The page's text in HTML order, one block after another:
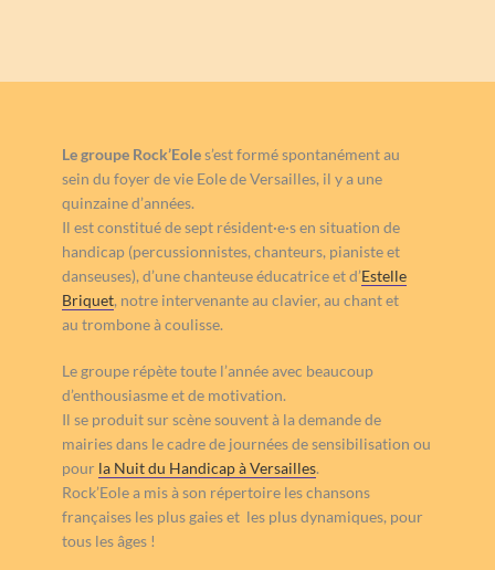
Le groupe Rock’Eoles’est formé spontanément au
sein du foyer de vie Eole de Versailles, il y a une
quinzaine d’années.
Il est constitué de sept résident·e·s en situation de
handicap (percussionnistes, chanteurs, pianiste et
danseuses), d’une chanteuse éducatrice et d’Estelle
Briquet, notre intervenante au clavier, au chant et
au trombone à coulisse.
Le groupe répète toute l’année avec beaucoup
d’enthousiasme et de motivation.
Il se produit sur scène souvent à la demande de
mairies dans le cadre de journées de sensibilisation ou
pour la Nuit du Handicap à Versailles.
Rock’Eole a mis à son répertoire les chansons
françaises les plus gaies et les plus dynamiques, pour
tous les âges !